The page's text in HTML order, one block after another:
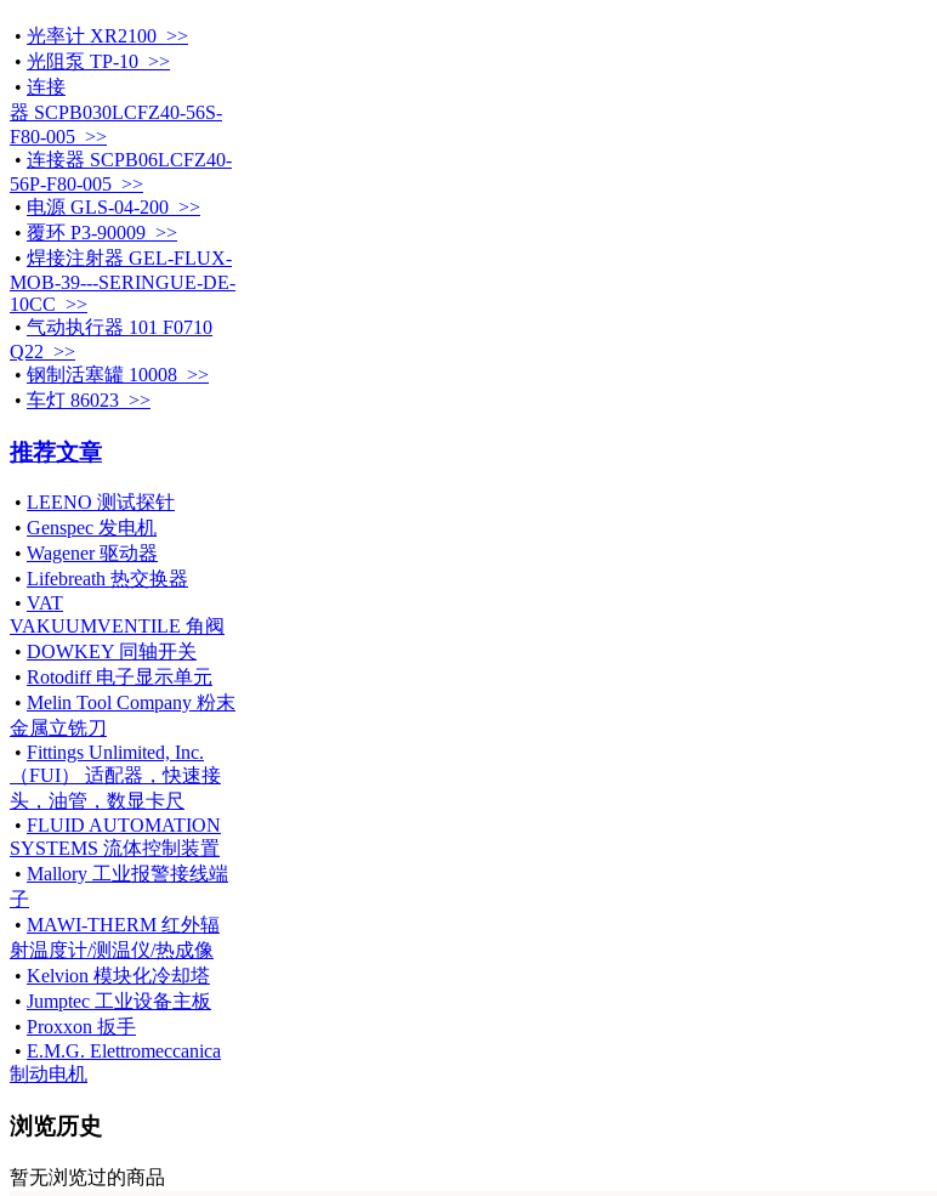
• 光率计 XR2100 >>
• 光阻泵 TP-10 >>
• 连接
器 SCPB030LCFZ40-56S-
F80-005 >>
• 连接器 SCPB06LCFZ40-
56P-F80-005 >>
• 电源 GLS-04-200 >>
• 覆环 P3-90009 >>
• 焊接注射器 GEL-FLUX-
MOB-39---SERINGUE-DE-
10CC >>
• 气动执行器 101 F0710
Q22 >>
• 钢制活塞罐 10008 >>
• 车灯 86023 >>
推荐文章
• LEENO 测试探针
• Genspec 发电机
• Wagener 驱动器
• Lifebreath 热交换器
• VAT
VAKUUMVENTILE 角阀
• DOWKEY 同轴开关
• Rotodiff 电子显示单元
• Melin Tool Company 粉末
金属立铣刀
• Fittings Unlimited, Inc.
（FUI） 适配器，快速接
头，油管，数显卡尺
• FLUID AUTOMATION
SYSTEMS 流体控制装置
• Mallory 工业报警接线端
子
• MAWI-THERM 红外辐
射温度计/测温仪/热成像
• Kelvion 模块化冷却塔
• Jumptec 工业设备主板
• Proxxon 扳手
• E.M.G. Elettromeccanica
制动电机
浏览历史
暂无浏览过的商品